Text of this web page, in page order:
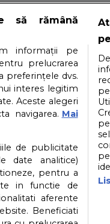
in timpul zilei si te
Contact
datelor cu
să rămână
informații pe
prelucrarea
preferințele dvs.
interes legitim
Aceste alegeri
navigarea. Mai
de publicitate
date analitice)
pentru a
in functie de
aferente
Beneficiati